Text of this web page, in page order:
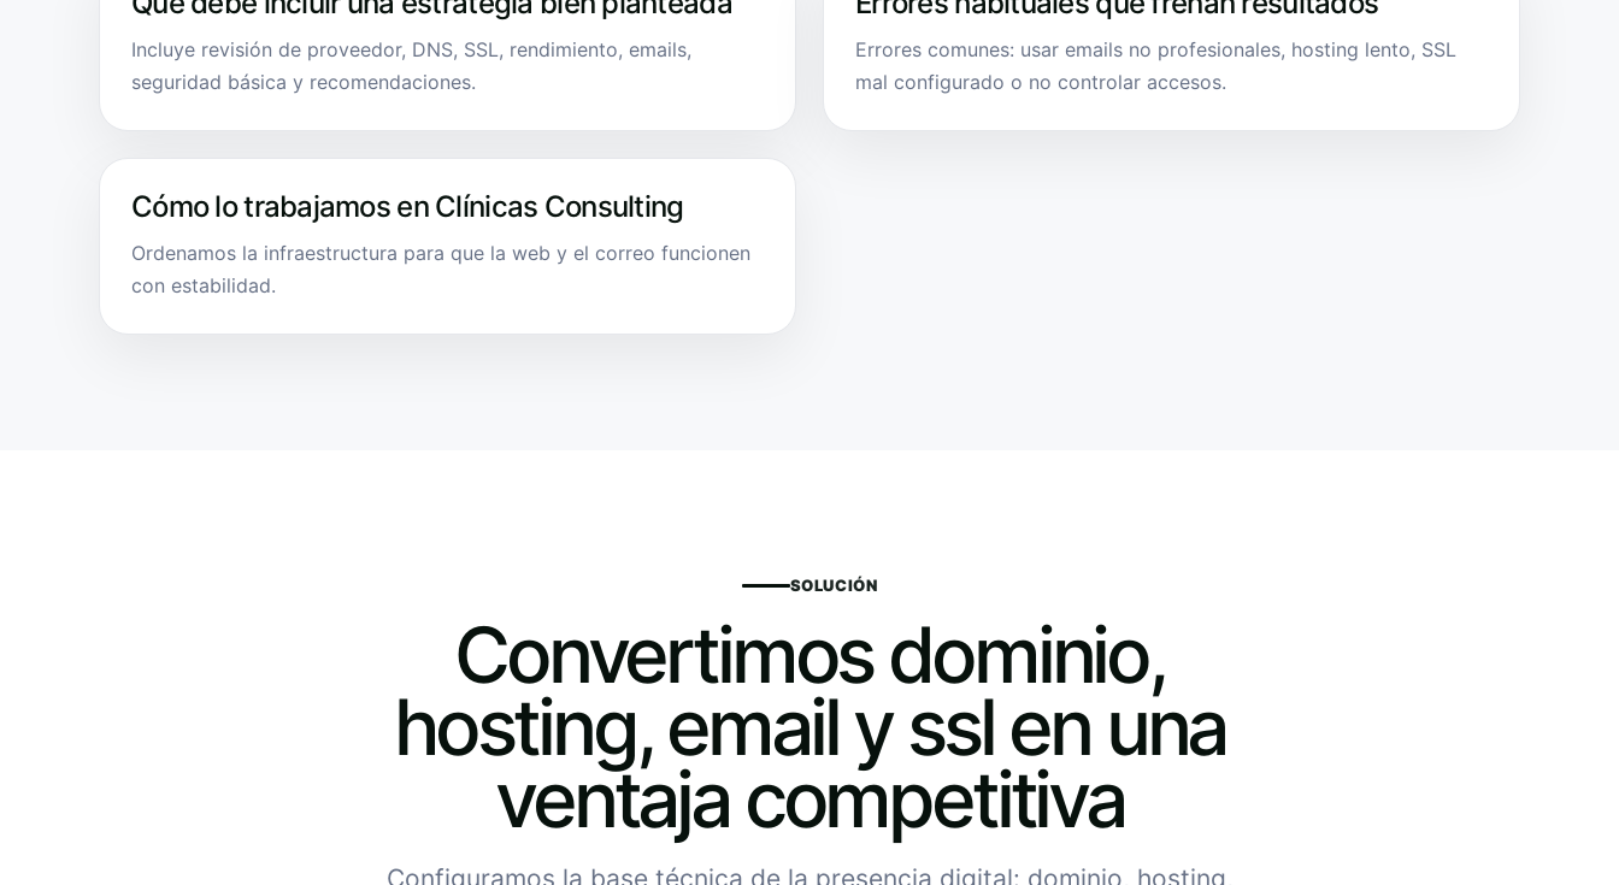
Incluye revisión de proveedor, DNS, SSL, rendimiento, emails,
seguridad básica y recomendaciones.
Errores comunes: usar emails no profesionales, hosting lento, SSL
mal configurado o no controlar accesos.
Cómo lo trabajamos en Clínicas Consulting
Ordenamos la infraestructura para que la web y el correo funcionen
con estabilidad.
SOLUCIÓN
Convertimos dominio,
hosting, email y ssl en una
ventaja competitiva
Configuramos la base técnica de la presencia digital: dominio, hosting,